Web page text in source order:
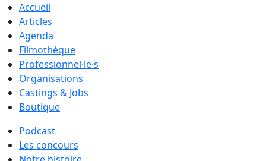
Accueil
Articles
Agenda
Filmothèque
Professionnel·le·s
Organisations
Castings & Jobs
Boutique
Podcast
Les concours